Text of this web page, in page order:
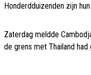
Honderdduizenden zijn
Zaterdag meldde
de grens met Thailand had